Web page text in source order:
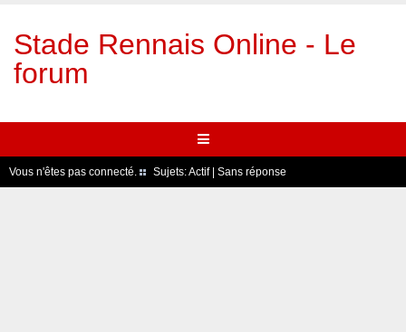
Stade Rennais Online - Le
forum
Vous n'êtes pas connecté. Sujets:Actif| Sans réponse